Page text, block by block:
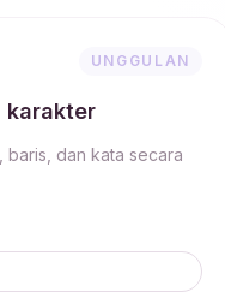
UNGGULAN
karakter
baris, dan kata secara